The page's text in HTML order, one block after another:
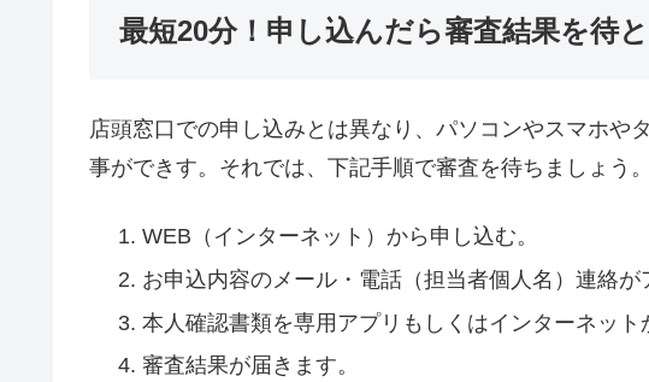
最短20分！申し込んだら審査結果を待と
店頭窓口での申し込みとは異なり、パソコンやスマホや
事ができす。それでは、下記手順で審査を待ちましょう。
WEB（インターネット）から申し込む。
お申込内容のメール・電話（担当者個人名）連絡
本人確認書類を専用アプリもしくはインターネッ
審査結果が届きます。